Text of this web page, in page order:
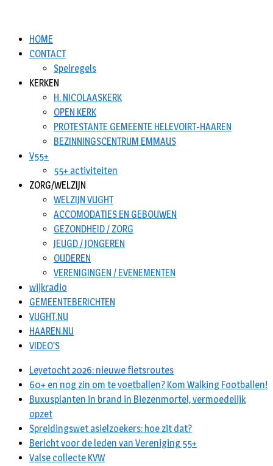
HOME
CONTACT
Spelregels
KERKEN
H. NICOLAASKERK
OPEN KERK
PROTESTANTE GEMEENTE HELEVOIRT-HAAREN
BEZINNINGSCENTRUM EMMAUS
V55+
55+ activiteiten
ZORG/WELZIJN
WELZIJN VUGHT
ACCOMODATIES EN GEBOUWEN
GEZONDHEID / ZORG
JEUGD / JONGEREN
OUDEREN
VERENIGINGEN / EVENEMENTEN
wijkradio
GEMEENTEBERICHTEN
VUGHT.NU
HAAREN.NU
VIDEO’S
Leyetocht 2026: nieuwe fietsroutes
60+ en nog zin om te voetballen? Kom Walking Footballen!
Buxusplanten in brand in Biezenmortel, vermoedelijk
opzet
Spreidingswet asielzoekers: hoe zit dat?
Bericht voor de leden van Vereniging 55+
Valse collecte KVW